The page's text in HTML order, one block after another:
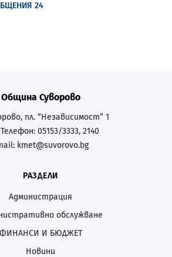
24
Община Суворово
пл. “Независимост” 1
Телефон: 05153/3333, 2140
kmet@suvorovo.bg
РАЗДЕЛИ
Администрация
обслужване
ФИНАНСИ И БЮДЖЕТ
Новини